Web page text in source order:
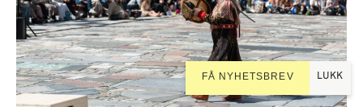
FÅ NYHETSBREV LUKK